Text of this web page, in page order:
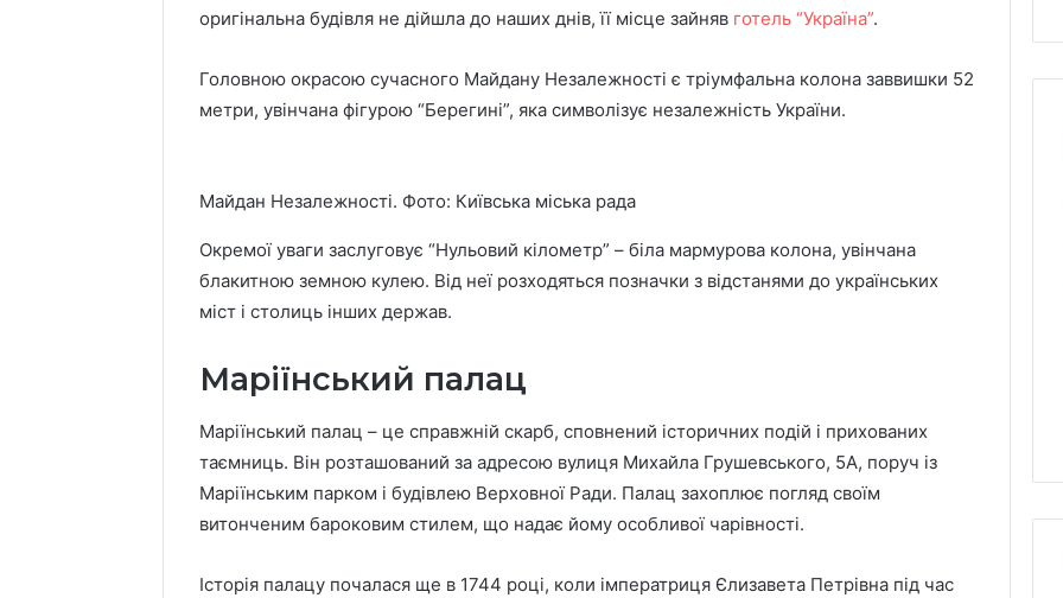
оригінальна будівля не дійшла до наших днів, її місце зайняв готель “Україна”.
Головною окрасою сучасного Майдану Незалежності є тріумфальна колона заввишки 52
метри, увінчана фігурою “Берегині”, яка символізує незалежність України.
Майдан Незалежності. Фото: Київська міська рада
Окремої уваги заслуговує “Нульовий кілометр” – біла мармурова колона, увінчана
блакитною земною кулею. Від неї розходяться позначки з відстанями до українських
міст і столиць інших держав.
Маріїнський палац
Маріїнський палац – це справжній скарб, сповнений історичних подій і прихованих
таємниць. Він розташований за адресою вулиця Михайла Грушевського, 5А, поруч із
Маріїнським парком і будівлею Верховної Ради. Палац захоплює погляд своїм
витонченим бароковим стилем, що надає йому особливої чарівності.
Історія палацу почалася ще в 1744 році, коли імператриця Єлизавета Петрівна під час
Протести через вирубку
дерев на Теремках: що
кажуть в КМДА та поліції
До
Незалежності
киянам
виплатять
одноразову
що
відомо
6 години тому
одноразову допомогу:
що відомо
й
омбудсмен
Києвом
табір «Артек» під Києвом